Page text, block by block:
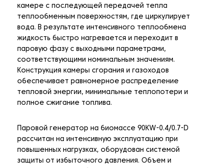
камере с последующей передачей тепла
теплообменным поверхностям, где циркулирует
вода. В результате интенсивного теплообмена
жидкость быстро нагревается и переходит в
паровую фазу с выходными параметрами,
соответствующими номинальным значениям.
Конструкция камеры сгорания и газоходов
обеспечивает равномерное распределение
тепловой энергии, минимальные теплопотери и
полное сжигание топлива.
Паровой генератор на биомассе 90KW-0.4/0.7-D
рассчитан на интенсивную эксплуатацию при
повышенных нагрузках, оборудован системой
защиты от избыточного давления. Объем и